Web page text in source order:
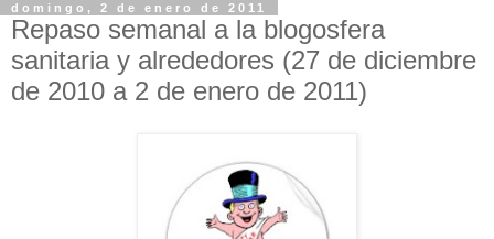
domingo, 2 de enero de 2011
Repaso semanal a la blogosfera
sanitaria y alrededores (27 de diciembre
de 2010 a 2 de enero de 2011)